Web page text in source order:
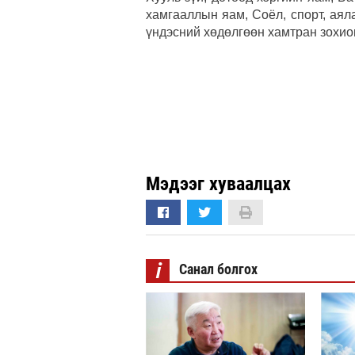
хамгааллын яам, Соёл, спорт,
үндэсний хөдөлгөөн хамтран
Мэдээг хуваалцах
i Санал болгох